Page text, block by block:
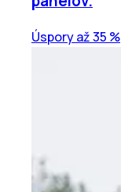
Úspory až 35 %